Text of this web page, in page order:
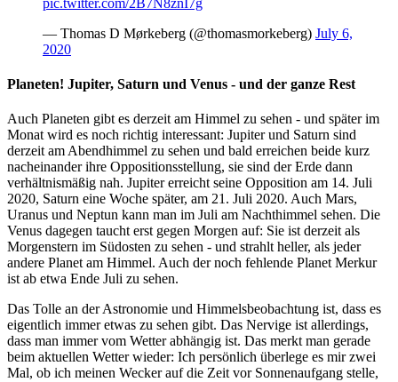
— Thomas D Mørkeberg (@thomasmorkeberg) July 6,
2020
Planeten! Jupiter, Saturn und Venus - und der ganze Rest
Auch Planeten gibt es derzeit am Himmel zu sehen - und später im
Monat wird es noch richtig interessant: Jupiter und Saturn sind
derzeit am Abendhimmel zu sehen und bald erreichen beide kurz
nacheinander ihre Oppositionsstellung, sie sind der Erde dann
verhältnismäßig nah. Jupiter erreicht seine Opposition am 14. Juli
2020, Saturn eine Woche später, am 21. Juli 2020. Auch Mars,
Uranus und Neptun kann man im Juli am Nachthimmel sehen. Die
Venus dagegen taucht erst gegen Morgen auf: Sie ist derzeit als
Morgenstern im Südosten zu sehen - und strahlt heller, als jeder
andere Planet am Himmel. Auch der noch fehlende Planet Merkur
ist ab etwa Ende Juli zu sehen.
Das Tolle an der Astronomie und Himmelsbeobachtung ist, dass es
eigentlich immer etwas zu sehen gibt. Das Nervige ist allerdings,
dass man immer vom Wetter abhängig ist. Das merkt man gerade
beim aktuellen Wetter wieder: Ich persönlich überlege es mir zwei
Mal, ob ich meinen Wecker auf die Zeit vor Sonnenaufgang stelle,